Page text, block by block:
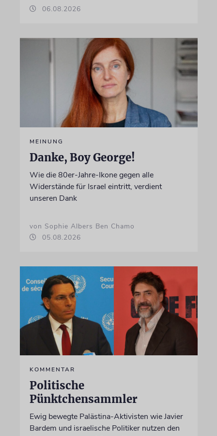
06.08.2026
MEINUNG
Danke, Boy George!
Wie die 80er-Jahre-Ikone gegen alle
Widerstände für Israel eintritt, verdient
unseren Dank
von Sophie Albers Ben Chamo
05.08.2026
KOMMENTAR
Politische
Pünktchensammler
Ewig bewegte Palästina-Aktivisten wie Javier
Bardem und israelische Politiker nutzen den